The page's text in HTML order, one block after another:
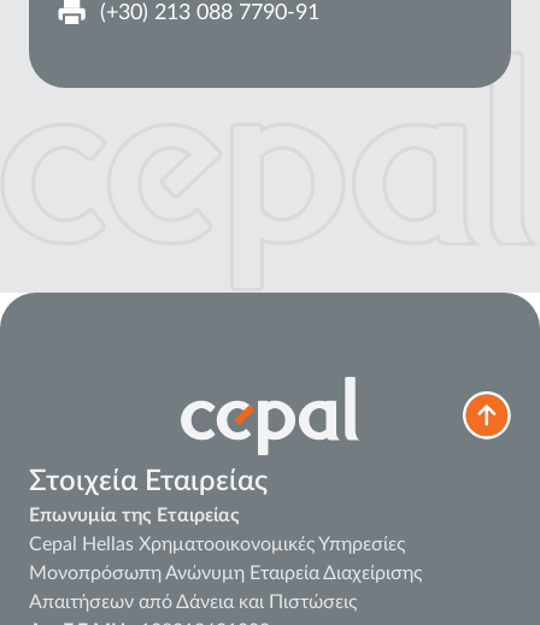
(+30) 213 088 7790-91
Στοιχεία Εταιρείας
Επωνυμία της Εταιρείας
Cepal Hellas Χρηματοοικονομικές Υπηρεσίες
Μονοπρόσωπη Ανώνυμη Εταιρεία Διαχείρισης
Απαιτήσεων από Δάνεια και Πιστώσεις